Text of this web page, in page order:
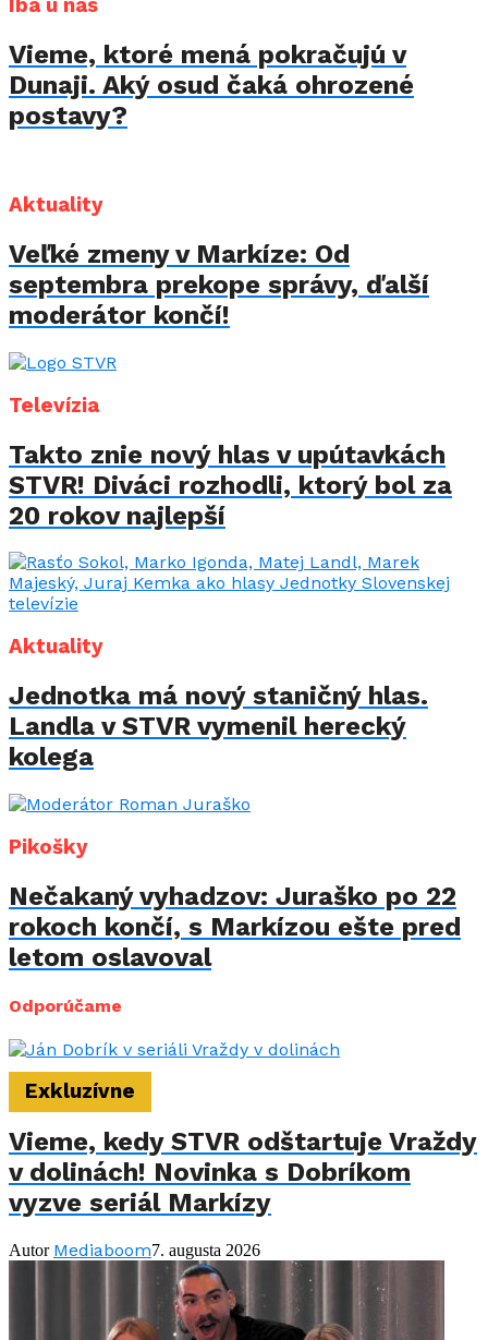
Iba u nás
Vieme, ktoré mená pokračujú v
Dunaji. Aký osud čaká ohrozené
postavy?
Aktuality
Veľké zmeny v Markíze: Od
septembra prekope správy, ďalší
moderátor končí!
Televízia
Takto znie nový hlas v upútavkách
STVR! Diváci rozhodli, ktorý bol za
20 rokov najlepší
Aktuality
Jednotka má nový staničný hlas.
Landla v STVR vymenil herecký
kolega
Pikošky
Nečakaný vyhadzov: Juraško po 22
rokoch končí, s Markízou ešte pred
letom oslavoval
Odporúčame
Exkluzívne
Vieme, kedy STVR odštartuje Vraždy
v dolinách! Novinka s Dobríkom
vyzve seriál Markízy
Autor Mediaboom7. augusta 2026